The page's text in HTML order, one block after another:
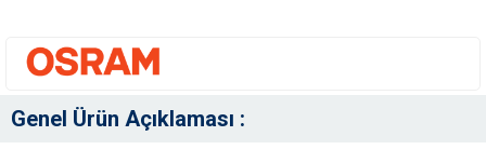
Genel Ürün Açıklaması :